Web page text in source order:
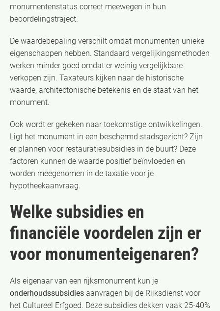
monumentenstatus correct meewegen in hun
beoordelingstraject.
De waardebepaling verschilt omdat monumenten unieke
eigenschappen hebben. Standaard vergelijkingsmethoden
werken minder goed omdat er weinig vergelijkbare
verkopen zijn. Taxateurs kijken naar de historische
waarde, architectonische betekenis en de staat van het
monument.
Ook wordt er gekeken naar toekomstige ontwikkelingen.
Ligt het monument in een beschermd stadsgezicht? Zijn
er plannen voor restauratiesubsidies in de buurt? Deze
factoren kunnen de waarde positief beïnvloeden en
worden meegenomen in de taxatie voor je
hypotheekaanvraag.
Welke subsidies en
financiële voordelen zijn er
voor monumenteigenaren?
Als eigenaar van een rijksmonument kun je
onderhoudssubsidies aanvragen bij de Rijksdienst voor
het Cultureel Erfgoed. Deze subsidies dekken vaak 25-40%